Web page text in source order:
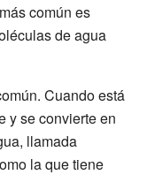
común es
de agua
Cuando está
y se convierte en
llamada
la que tiene